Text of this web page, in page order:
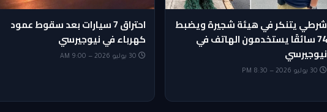
شرطي يتنكر في هيئة شجيرة ويضبط
74 سائقًا يستخدمون الهاتف في
نيوجيرسي
احتراق 7 سيارات بعد سقوط عمود
كهرباء في نيوجيرسي
30 يوليو 2026 — 9:00 AM